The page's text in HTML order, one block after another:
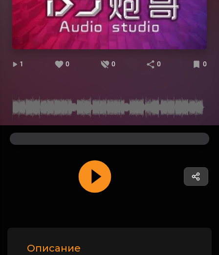
1 0 0 0 0
Описание